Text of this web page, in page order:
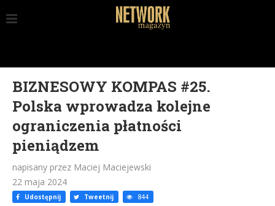
BIZNESOWY KOMPAS #25.
Polska wprowadza kolejne
ograniczenia płatności
pieniądzem
napisany przez Maciej Maciejewski
22 maja 2024
Udostępnij Tweetnij 844